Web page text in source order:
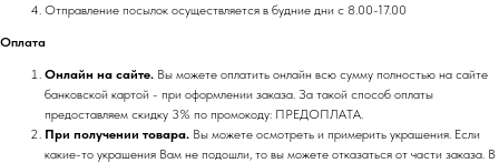
Отправление посылок осуществляется в будние дни с 8.00-17.00
Оплата
Онлайн на сайте. Вы можете оплатить онлайн всю сумму полностью на сайте
банковской картой - при оформлении заказа. За такой способ оплаты
предоставляем скидку 3% по промокоду: ПРЕДОПЛАТА.
При получении товара. Вы можете осмотреть и примерить украшения. Если
какие-то украшения Вам не подошли, то вы можете отказаться от части заказа. В